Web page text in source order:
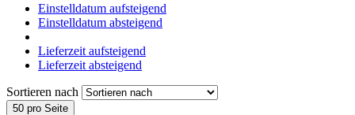
Einstelldatum aufsteigend
Einstelldatum absteigend
Lieferzeit aufsteigend
Lieferzeit absteigend
Sortieren nach
50 pro Seite